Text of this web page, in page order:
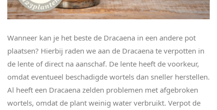
Wanneer kan je het beste de Dracaena in een andere pot
plaatsen? Hierbij raden we aan de Dracaena te verpotten in
de lente of direct na aanschaf. De lente heeft de voorkeur,
omdat eventueel beschadigde wortels dan sneller herstellen.
Al heeft een Dracaena zelden problemen met afgebroken
wortels, omdat de plant weinig water verbruikt. Verpot de